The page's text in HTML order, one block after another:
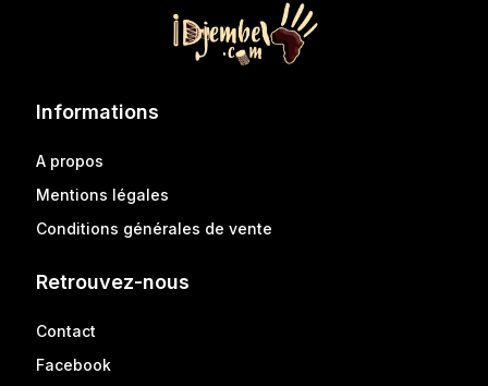
Informations
A propos
Mentions légales
Conditions générales de vente
Retrouvez-nous
Contact
Facebook